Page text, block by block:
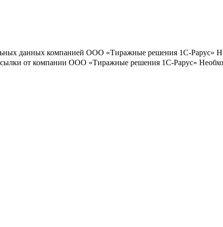
данных компанией ООО «Тиражные решения 1С-Рарус»
от компании ООО «Тиражные решения 1С-Рарус»